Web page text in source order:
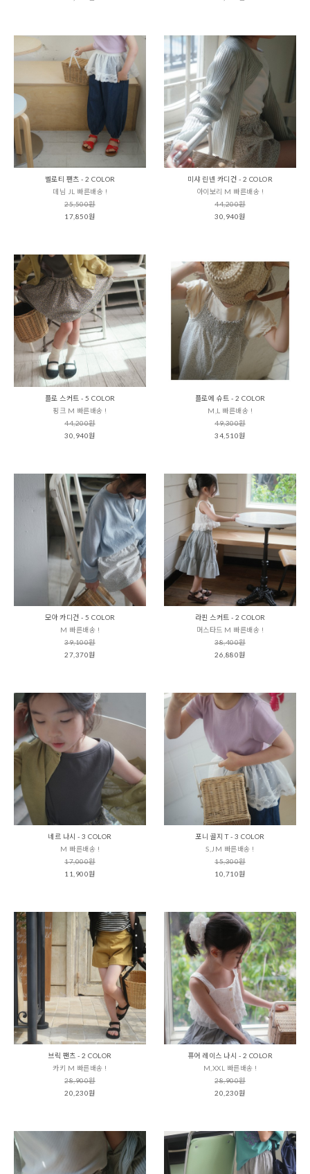
벨로티 팬츠 - 2 COLOR
데님 JL 빠른배송 !
25,500원
17,850원
미샤 린넨 카디건 - 2 COLOR
아이보리 M 빠른배송 !
44,200원
30,940원
플로 스커트 - 5 COLOR
핑크 M 빠른배송 !
44,200원
30,940원
플로에 슈트 - 2 COLOR
M,L 빠른배송 !
49,300원
34,510원
모아 카디건 - 5 COLOR
M 빠른배송 !
39,100원
27,370원
라핀 스커트 - 2 COLOR
머스타드 M 빠른배송 !
38,400원
26,880원
네르 나시 - 3 COLOR
M 빠른배송 !
17,000원
11,900원
포니 골지 T - 3 COLOR
S,JM 빠른배송 !
15,300원
10,710원
브릭 팬츠 - 2 COLOR
카키 M 빠른배송 !
28,900원
20,230원
퓨어 레이스 나시 - 2 COLOR
M,XXL 빠른배송 !
28,900원
20,230원